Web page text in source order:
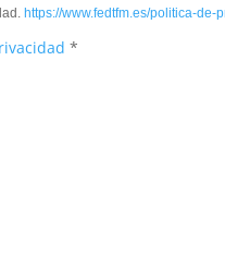
https://www.fedtfm.es/politica-de-
*